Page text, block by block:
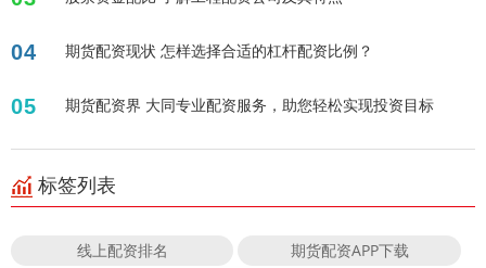
04 期货配资现状 怎样选择合适的杠杆配资比例？
05 期货配资界 大同专业配资服务，助您轻松实现投资目标
标签列表
线上配资排名 期货配资APP下载